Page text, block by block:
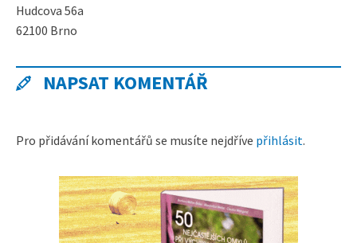
Hudcova 56a
62100 Brno
NAPSAT KOMENTÁŘ
Pro přidávání komentářů se musíte nejdříve přihlásit.